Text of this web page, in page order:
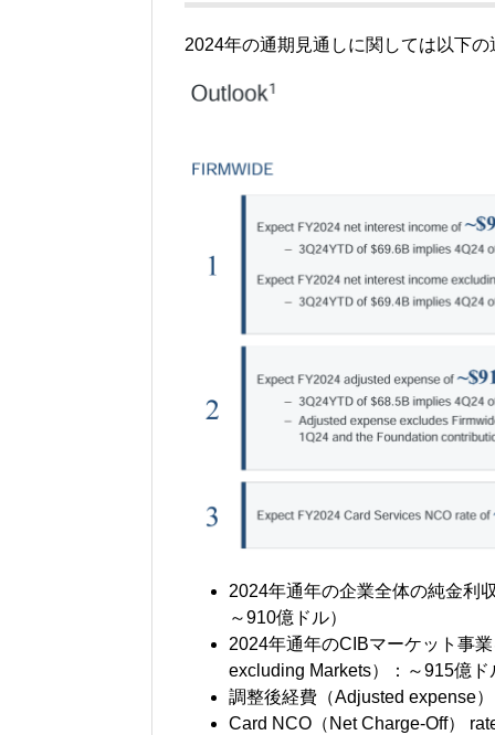
2024年の通期見通しに関しては以下の
2024年通年の企業全体の純金利
～910億ドル）
2024年通年のCIBマーケット事
excluding Markets）：～915億
調整後経費（Adjusted expense
Card NCO（Net Charge-Off）